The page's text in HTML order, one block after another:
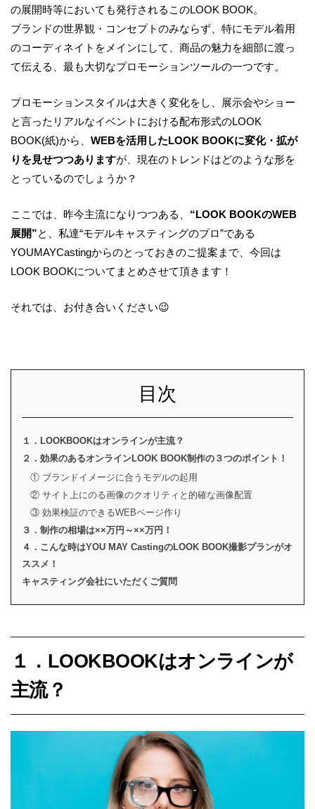
の展開時等においても発行されるこのLOOK BOOK。
ブランドの世界観・コンセプトのみならず、特にモデル着用
のコーディネイトをメインにして、商品の魅力を細部に渡っ
て伝える、最も大切なプロモーションツールの一つです。
プロモーションスタイルは大きく変化をし、展示会やショー
と言ったリアルなイベントにおける配布形式のLOOK
BOOK(紙)から、 WEBを活用したLOOK BOOKに変化・拡が
りを見せつつありますが、現在のトレンドはどのような形を
とっているのでしょうか？
ここでは、昨今主流になりつつある、 “LOOK BOOKのWEB
展開”と、私達“モデルキャスティングのプロ”である
YOUMAYCastingからのとっておきのご提案まで、今回は
LOOK BOOKについてまとめさせて頂きます！
それでは、お付き合いください😉
目次
１．LOOKBOOKはオンラインが主流？
２．効果のあるオンラインLOOK BOOK制作の３つのポイント！
① ブランドイメージに合うモデルの起用
② サイト上にのる画像のクオリティと的確な画像配置
③ 効果検証のできるWEBページ作り
３．制作の相場は××万円～××万円！
４．こんな時はYOU MAY CastingのLOOK BOOK撮影プランがオ
ススメ！
キャスティング会社にいただくご質問
１．LOOKBOOKはオンラインが
主流？